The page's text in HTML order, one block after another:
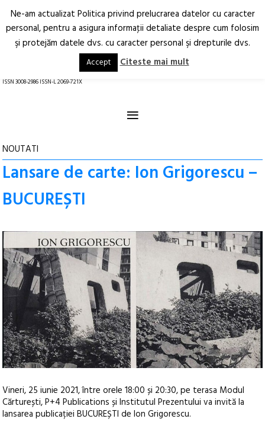
Arhitectură.
Oraș.
RO EN
ISSN 3008-2986 ISSN-L 2069-721X
≡
NOUTATI
Lansare de carte: Ion Grigorescu –
BUCUREȘTI
Vineri, 25 iunie 2021, între orele 18:00 și 20:30, pe terasa Modul
Cărturești, P+4 Publications și Institutul Prezentului va invită la
lansarea publicației BUCUREȘTI de Ion Grigorescu.
Ne-am actualizat Politica privind prelucrarea datelor cu caracter
personal, pentru a asigura informaţii detaliate despre cum folosim
şi protejăm datele dvs. cu caracter personal şi drepturile dvs.
Accept Citeste mai mult